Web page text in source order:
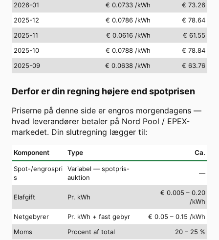
2026-01
€ 0.0733 /kWh
€ 73.26
2025-12
€ 0.0786 /kWh
€ 78.64
2025-11
€ 0.0616 /kWh
€ 61.55
2025-10
€ 0.0788 /kWh
€ 78.84
2025-09
€ 0.0638 /kWh € 63.76
Derfor er din regning højere end spotprisen
Priserne på denne side er engros morgendagens —
hvad leverandører betaler på Nord Pool / EPEX-
markedet. Din slutregning lægger til:
Komponent Type Ca.
Spot-/engrospri
s
Variabel — spotpris-
auktion
—
Elafgift Pr. kWh
€ 0.005 – 0.20
/kWh
Netgebyrer
Pr. kWh + fast gebyr
€ 0.05 – 0.15 /kWh
Moms
Procent af total
20 – 25 %